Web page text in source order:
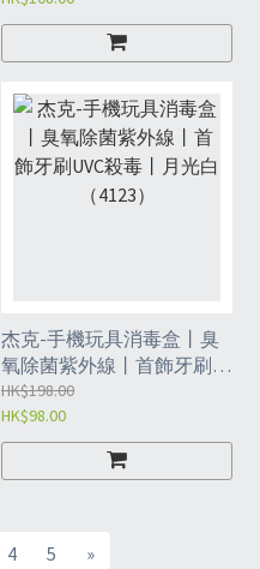
杰克-手機玩具消毒盒丨臭
氧除菌紫外線丨首飾牙刷
UVC殺毒丨月光白（4123）
HK$198.00
HK$98.00
4 5 »